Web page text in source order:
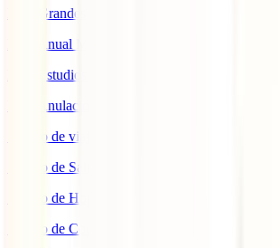
IATI Grandes Viajeros
IATI Anual Multiviaje
IATI Estudios
IATI Anulación Premium
Seguro de viaje COVID
Seguro de Salud
Seguro de Hogar
Seguro de Coche